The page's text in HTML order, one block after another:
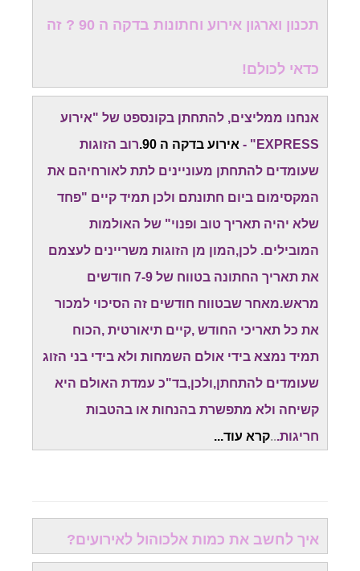
תכנון וארגון אירוע וחתונות בדקה ה 90 ? זה
כדאי לכולם!
אנחנו ממליצים, להתחתן בקונספט של "אירוע
EXPRESS" -
אירוע בדקה ה 90.
רוב הזוגות
שעומדים להתחתן מעוניינים לתת לאורחיהם את
המקסימום ביום חתונתם ולכן תמיד קיים "פחד
שלא יהיה תאריך טוב ופנוי" של האולמות
המובילים. לכן,המון מן הזוגות משריינים לעצמם
את תאריך החתונה בטווח של 7-9 חודשים
מראש.מאחר שבטווח חודשים זה הסיכוי למכור
את כל תאריכי החודש ,קיים תיאורטית ,הכוח
תמיד נמצא בידי אולם השמחות ולא בידי בני הזוג
שעומדים להתחתן,ולכן,בד"כ עמדת האולם היא
קשיחה ולא מתפשרת בהנחות או בהטבות
חריגות...קרא עוד...
איך לחשב את כמות אלכוהול לאירועים?